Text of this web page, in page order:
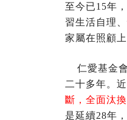
至今已15年
習生活自理
家屬在照顧
仁愛基金會
二十多年。近
斷，全面汰
是延續28年